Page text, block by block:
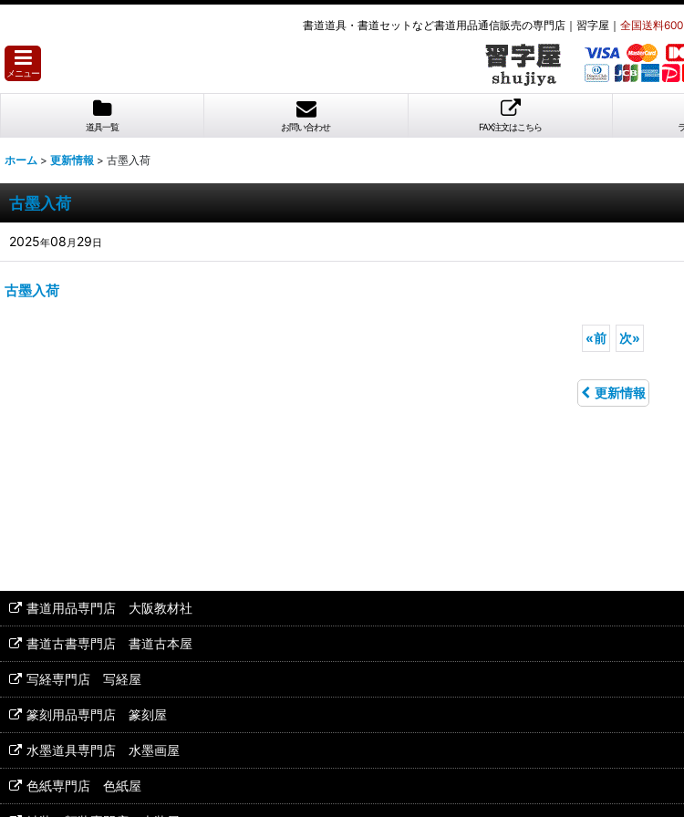
書道道具・書道セットなど書道用品通信販売の専門店｜習字屋｜ 全国送料
メニュー
道具一覧 お問い合わせ FAX注文はこちら
ホーム > 更新情報 > 古墨入荷
古墨入荷
2025年08 月 29日
古墨入荷
«前 次»
更新情報
書道用品専門店 大阪教材社
書道古書専門店 書道古本屋
写経専門店 写経屋
篆刻用品専門店 篆刻屋
水墨道具専門店 水墨画屋
色紙専門店 色紙屋